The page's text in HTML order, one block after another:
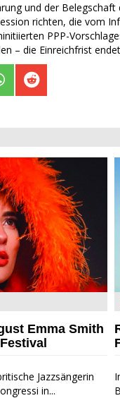
und der
richten, die vom
PPP-
– die Einreichfrist
beim Garda Jazz
Emma Smith
Jazzsängerin
in...